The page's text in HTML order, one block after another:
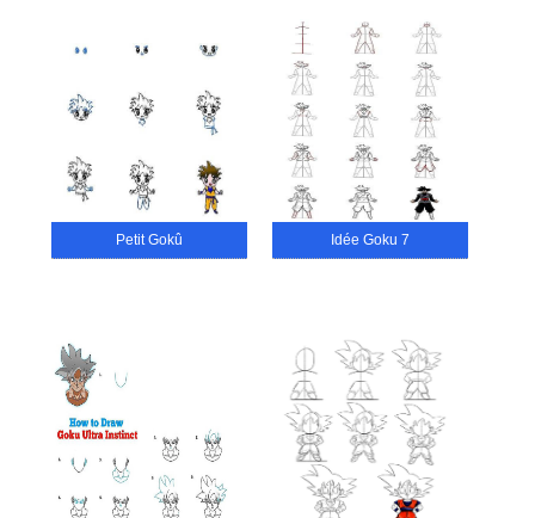
Petit Gokû Idée Goku 7